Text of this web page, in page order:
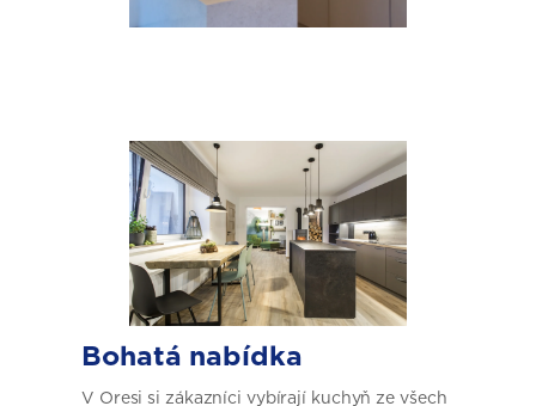
Bohatá nabídka
V Oresi si zákazníci vybírají kuchyň ze všech